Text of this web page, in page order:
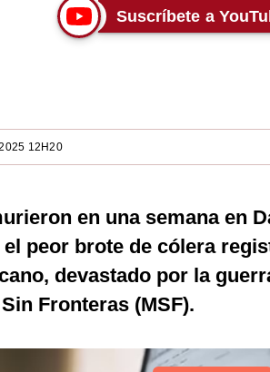
Suscríbete a
12H20
en una semana en
peor brote de cólera
devastado por la
Fronteras (MSF).